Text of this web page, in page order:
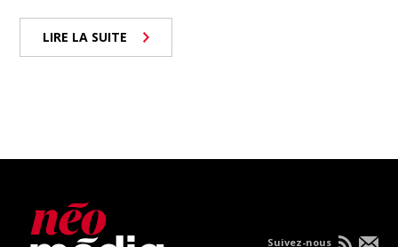
LIRE LA SUITE
Suivez-nous